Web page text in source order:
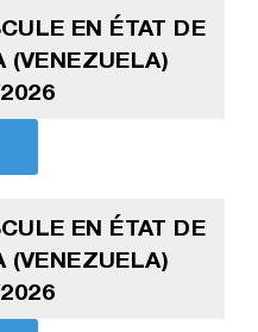
EN ÉTAT DE
(VENEZUELA)
EN ÉTAT DE
(VENEZUELA)